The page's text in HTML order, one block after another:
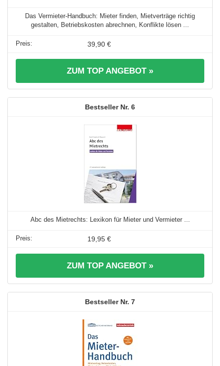
Das Vermieter-Handbuch: Mieter finden, Mietverträge richtig
gestalten, Betriebskosten abrechnen, Konflikte lösen ...
39,90 €
ZUM TOP ANGEBOT »
6
Abc des Mietrechts: Lexikon für Mieter und Vermieter ...
19,95 €
ZUM TOP ANGEBOT »
7